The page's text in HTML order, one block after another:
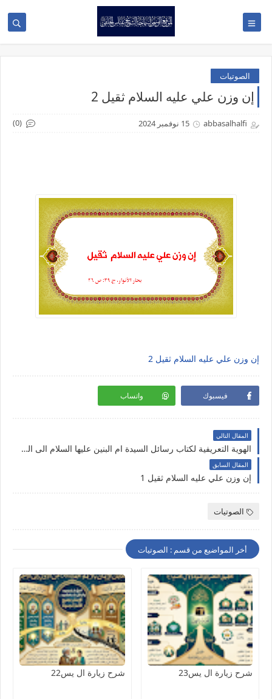
الصوتيات
إن وزن علي عليه السلام ثقيل 2
abbasalhalfi 15 نوفمبر 2024 (0)
إن وزن علي عليه السلام ثقيل 2
فيسبوك واتساب
المقال التالي
الهوية التعريفية لكتاب رسائل السيدة ام البنين عليها السلام الى المنتظرين
المقال السابق
إن وزن علي عليه السلام ثقيل 1
الصوتيات
أخر المواضيع من قسم : الصوتيات
شرح زيارة ال يس23 شرح زيارة ال يس22